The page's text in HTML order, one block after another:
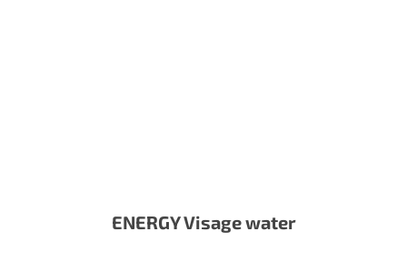
ENERGY Visage water